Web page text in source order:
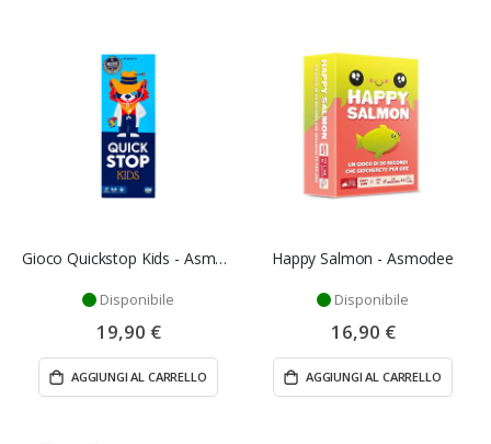
Gioco Quickstop Kids - Asmodee
Disponibile
19,90 €
AGGIUNGI AL CARRELLO
Happy Salmon - Asmodee
Disponibile
16,90 €
AGGIUNGI AL CARRELLO